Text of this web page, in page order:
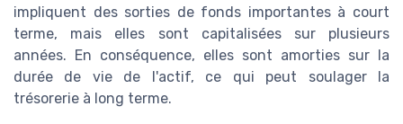
impliquent des sorties de fonds importantes à court
terme, mais elles sont capitalisées sur plusieurs
années. En conséquence, elles sont amorties sur la
durée de vie de l'actif, ce qui peut soulager la
trésorerie à long terme.